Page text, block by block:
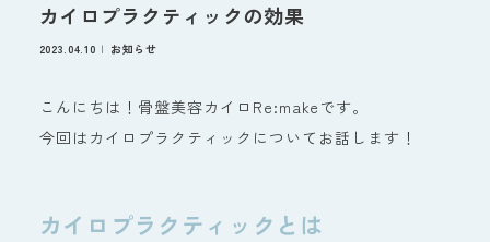
カイロプラクティックの効果
2023.04.10 お知らせ
こんにちは！骨盤美容カイロRe:makeです。
今回はカイロプラクティックについてお話します！
カイロプラクティックとは